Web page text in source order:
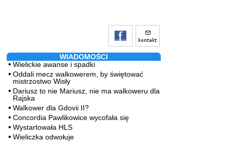
WIADOMOŚCI
Wielickie awanse i spadki
Oddali mecz walkowerem, by świętować
mistrzostwo Wisły
Dariusz to nie Mariusz, nie ma walkoweru dla
Rajska
Walkower dla Gdovii II?
Concordia Pawlikowice wycofała się
Wystartowała HLS
Wieliczka odwołuje